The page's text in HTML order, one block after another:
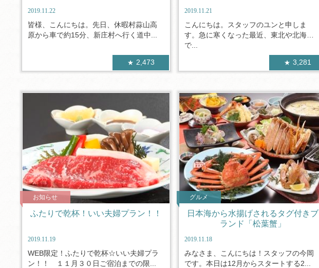
2019.11.22
皆様、こんにちは。先日、休暇村蒜山高
原から車で約15分、新庄村へ行く道中...
2,473
2019.11.21
こんにちは。スタッフのユンと申しま
す。急に寒くなった最近、東北や北海道
で...
3,281
お知らせ
ふたりで乾杯！いい夫婦プラン！！
2019.11.19
WEB限定！ふたりで乾杯☆いい夫婦プラ
ン！！ １１月３０日ご宿泊までの限...
グルメ
日本海から水揚げされるタグ付きブ
ランド「松葉蟹」
2019.11.18
みなさま、こんにちは！スタッフの今岡
です。本日は12月からスタートする2...